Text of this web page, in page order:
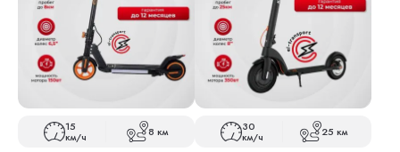
15
км/ч 8 км 30
км/ч 25 км